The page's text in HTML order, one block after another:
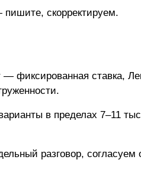
скорректируем.
фиксированная ставка,
в пределах 7–11
разговор,